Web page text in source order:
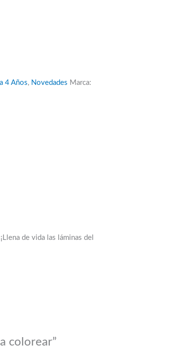
4 Años, Novedades Marca:
de vida las láminas del
colorear”